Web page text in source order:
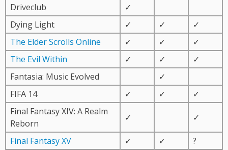
Driveclub
✓
Dying Light
✓ ✓
✓
The Elder Scrolls Online
✓ ✓
✓
The Evil Within
✓ ✓
✓
Fantasia: Music Evolved
✓
FIFA 14
✓ ✓
✓
Final Fantasy XIV: A Realm
Reborn
✓ ✓
Final Fantasy XV ✓ ✓
?